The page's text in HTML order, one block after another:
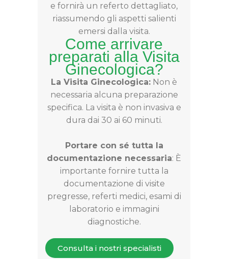
e fornirà un referto dettagliato,
riassumendo gli aspetti salienti
emersi dalla visita.
Come arrivare
preparati alla Visita
Ginecologica?
La Visita Ginecologica: Non è
necessaria alcuna preparazione
specifica. La visita è non invasiva e
dura dai 30 ai 60 minuti.
Portare con sé tutta la
documentazione necessaria: È
importante fornire tutta la
documentazione di visite
pregresse, referti medici, esami di
laboratorio e immagini
diagnostiche.
Consulta i nostri specialisti